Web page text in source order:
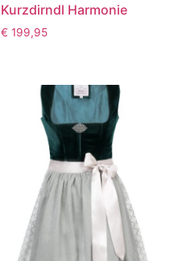
Kurzdirndl Harmonie
€ 199,95